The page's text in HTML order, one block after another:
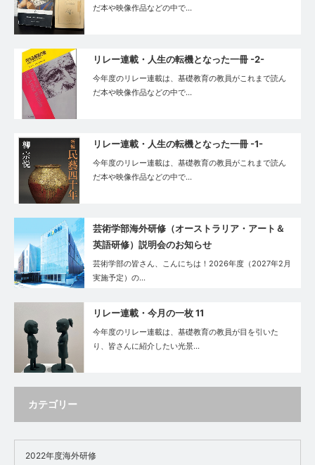
だ本や映像作品などの中で…
リレー連載・人生の転機となった一冊 -2-
今年度のリレー連載は、基礎教育の教員がこれまで読ん
だ本や映像作品などの中で…
リレー連載・⼈⽣の転機となった⼀冊 -1-
今年度のリレー連載は、基礎教育の教員がこれまで読ん
だ本や映像作品などの中で…
芸術学部海外研修（オーストラリア・アート＆
英語研修）説明会のお知らせ
芸術学部の皆さん、こんにちは！2026年度（2027年2月
実施予定）の…
リレー連載・今月の一枚 11
今年度のリレー連載は、基礎教育の教員が目を引いた
り、皆さんに紹介したい光景…
カテゴリー
2022年度海外研修